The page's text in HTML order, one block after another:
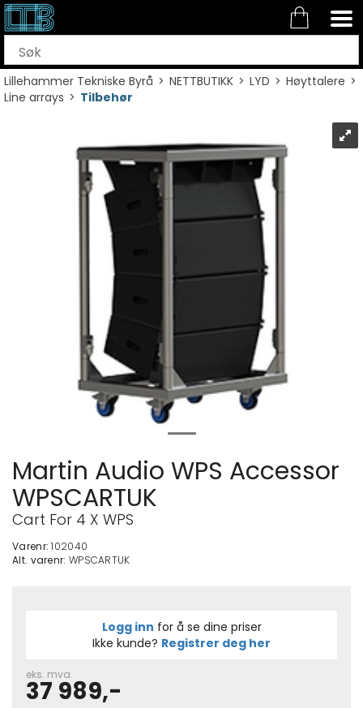
Lillehammer Tekniske Byrå>NETTBUTIKK>LYD>Høyttalere>
Line arrays>Tilbehør
Martin Audio WPS Accessor
WPSCARTUK
Cart For 4 X WPS
Varenr:102040
Alt. varenr: WPSCARTUK
Logg inn for å se dine priser
Ikke kunde? Registrer deg her
eks. mva.
37 989,-